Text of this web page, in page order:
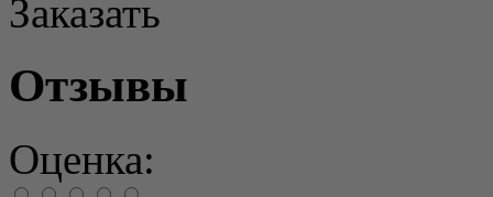
Заказать
Отзывы
Оценка: